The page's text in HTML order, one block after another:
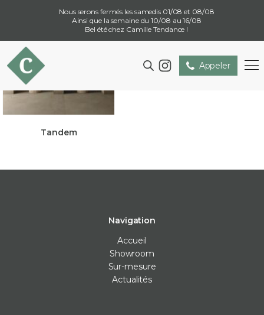
Nous serons fermés les samedis 01/08 et 08/08
Ainsi que la semaine du 10/08 au 16/08
Bel été chez Camille Tendance !
Appeler
Tandem
Navigation
Accueil
Showroom
Sur-mesure
Actualités